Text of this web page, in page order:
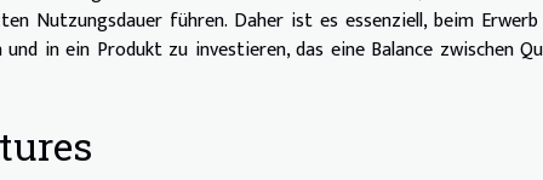
Nutzungsdauer führen. Daher ist es essenziell, beim Erwerb
in ein Produkt zu investieren, das eine Balance zwischen